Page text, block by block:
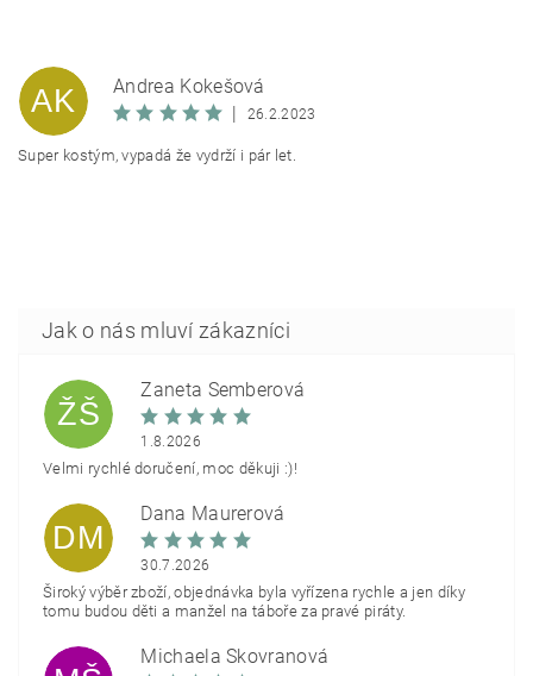
AK
Andrea Kokešová
26.2.2023
Super kostým, vypadá že vydrží i pár let.
ŽŠ
Žaneta Šemberová
1.8.2026
Velmi rychlé doručení, moc děkuji :)!
DM
Dana Maurerová
30.7.2026
Široký výběr zboží, objednávka byla vyřízena rychle a jen díky
tomu budou děti a manžel na táboře za pravé piráty.
Michaela Škovranová